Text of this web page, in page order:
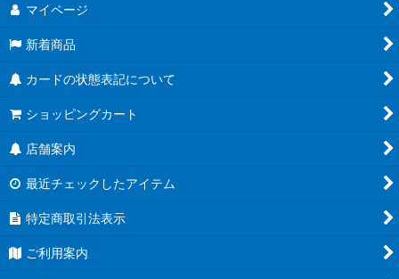
マイページ
新着商品
カードの状態表記について
ショッピングカート
店舗案内
最近チェックしたアイテム
特定商取引法表示
ご利用案内